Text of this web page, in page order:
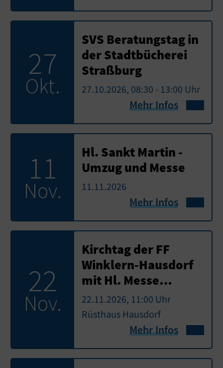
27
Okt.
SVS Beratungstag in
der Stadtbücherei
Straßburg
27.10.2026, 08:30 - 13:00 Uhr
Mehr Infos
11
Nov.
Hl. Sankt Martin -
Umzug und Messe
11.11.2026
Mehr Infos
22
Nov.
Kirchtag der FF
Winklern-Hausdorf
mit Hl. Messe…
22.11.2026, 11:00 Uhr
Rüsthaus Hausdorf
Mehr Infos